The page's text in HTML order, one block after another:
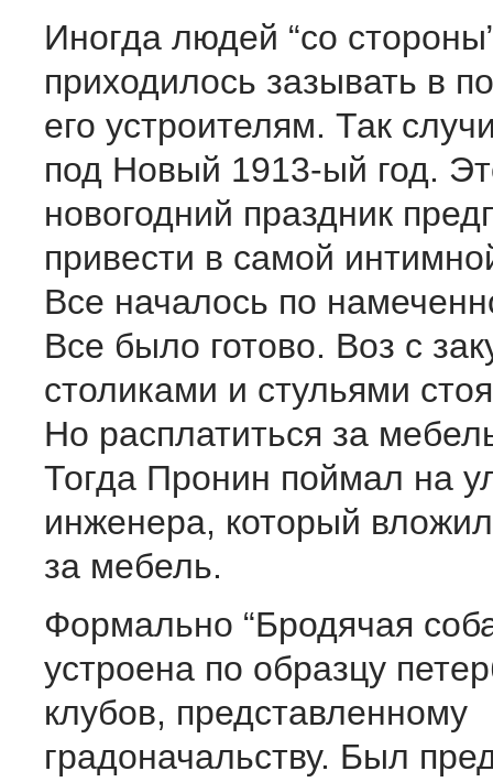
Иногда людей “со
приходилось зазывать в
его устроителям. Так
под Новый 1913-ый год.
новогодний праздник
привести в самой
Все началось по
Все было готово. Воз с
столиками и стульями
Но расплатиться за
Тогда Пронин поймал на
инженера, который
за мебель.
Формально “Бродячая
устроена по образцу
клубов, представленному
градоначальству. Был